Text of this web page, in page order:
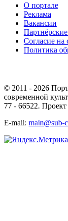
О портале
Реклама
Вакансии
Согласие на
Политика
© 2011 - 2026
современной
77 - 66522.
E-mail: main@sub-